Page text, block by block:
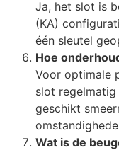
Ja, het slot is
(KA)
één sleutel
Hoe
Voor optimale
slot
geschikt
Wat is de